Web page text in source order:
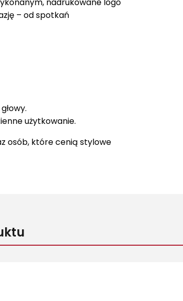
– od spotkań
użytkowanie.
osób, które cenią stylowe